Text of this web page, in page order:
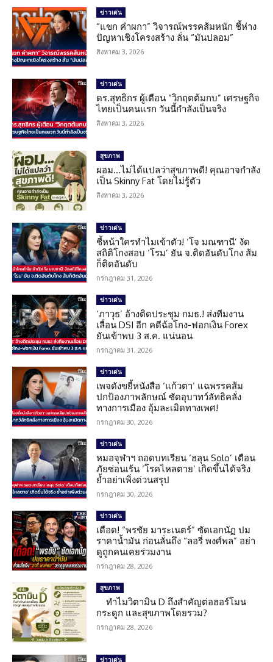
ข่าวเด่น
“แขก คำผกา” วิจารณ์พรรคส้มหนัก ชี้ห่าง
ปัญหาเชิงโครงสร้าง ลั่น “มันปลอม”
สิงหาคม 3, 2026
ข่าวเด่น
ดร.สุทธิกร ผู้เตือน “วิกฤตต้มกบ” เศรษฐกิจ
ไทยเป็นคนแรก วันนี้กำลังเป็นจริง
สิงหาคม 3, 2026
สุขภาพ
ผอม…ไม่ได้แปลว่าสุขภาพดี! คุณอาจกำลัง
เป็น Skinny Fat โดยไม่รู้ตัว
สิงหาคม 3, 2026
ข่าวเด่น
ชี้หน้าใครทำไมเข้าตัว! ‘โจ มณฑานี’ งัด
สถิติโกงสอบ ‘โรม’ ยัน จ.ติดอันดับโกง ส้ม
ก็ติดอันดับ
กรกฎาคม 31, 2026
ข่าวเด่น
‘ภาวุธ’ อ้างติดประชุม กมธ.! ส่งทีมงาน
เลื่อน DSI อีก คดีฉ้อโกง-ฟอกเงิน Forex
ยันเข้าพบ 3 ส.ค. แน่นอน
กรกฎาคม 31, 2026
ข่าวเด่น
เพจดังขยี้หนังสือ ‘แก้วตา’ แฉพรรคส้ม
ปกป้องภาพลักษณ์ ซัดอุบาทว์ลัทธิคลั่ง
ทางการเมือง อุ้มละเมิดทางเพศ!
กรกฎาคม 30, 2026
ข่าวเด่น
หมอจุฬาฯ ถอดบทเรียน ‘ฮลุน Solo’ เตือน
ภัยซ่อนเร้น ‘โรคไหลตาย’ เกิดขึ้นได้จริง
ย้ำอย่าเพิ่งด่วนสรุป
กรกฎาคม 30, 2026
ข่าวเด่น
เดือด! “พรชัย มาระเนตร์” ซัดเอกนัฏ ปม
ราคาน้ำมัน ก่อนลั่นถึง “ลอรี่ พงศ์พล” อย่า
ดูถูกคนเคยร่วมงาน
กรกฎาคม 28, 2026
สุขภาพ
ทำไมวิตามิน D ถึงสำคัญต่อฮอร์โมน
กระดูก และสุขภาพโดยรวม?
กรกฎาคม 28, 2026
ข่าวเด่น